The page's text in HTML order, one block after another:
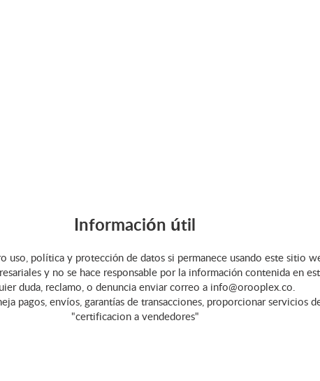
Información útil
uso, política y protección de datos si permanece usando este sitio
y no se hace responsable por la información contenida en
duda, reclamo, o denuncia enviar correo a info@orooplex.co.
pagos, envíos, garantías de transacciones, proporcionar servicios
"certificacion a vendedores"